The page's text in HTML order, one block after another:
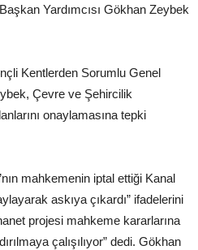
Yardımcısı Gökhan Zeybek
Kentlerden Sorumlu Genel
Çevre ve Şehircilik
onaylamasına tepki
mahkemenin iptal ettiği Kanal
askıya çıkardı” ifadelerini
projesi mahkeme kararlarına
çalışılıyor” dedi. Gökhan